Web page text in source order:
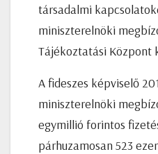
társadalmi
miniszterelnöki
Tájékoztatási Központ
A fideszes képviselő
miniszterelnöki
egymillió forintos
párhuzamosan 523